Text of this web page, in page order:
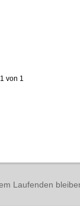
von 1
Laufenden